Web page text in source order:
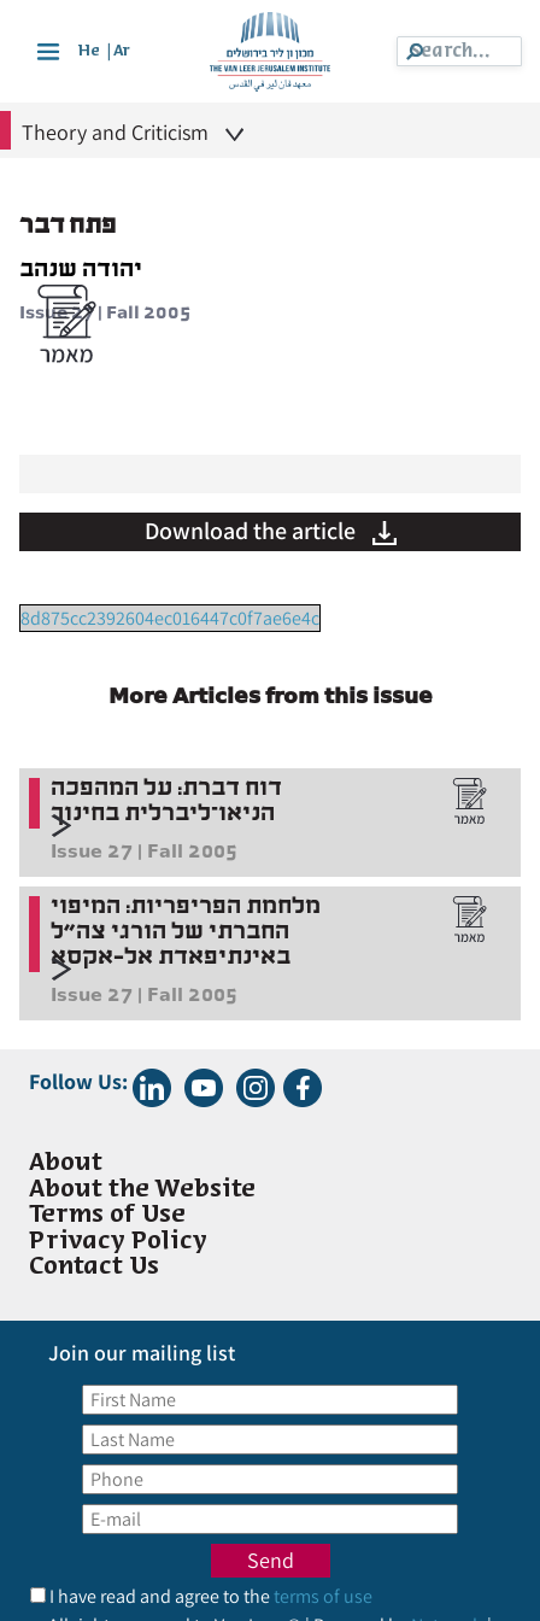
He Ar
Theory and Criticism
פתח דבר
יהודה שנהב
Issue 27 | Fall 2005
Download the article
8d875cc2392604ec016447c0f7ae6e4c
More Articles from this issue
דוח דברת: על המהפכה
הניאו־ליברלית בחינוך
Issue 27 | Fall 2005
מלחמת הפריפריות: המיפוי
החברתי של הורגי צה"ל
באינתיפאדת אל-אקסא
Issue 27 | Fall 2005
Follow Us:
About
About the Website
Terms of Use
Privacy Policy
Contact Us
Join our mailing list
I have read and agree to theterms of use